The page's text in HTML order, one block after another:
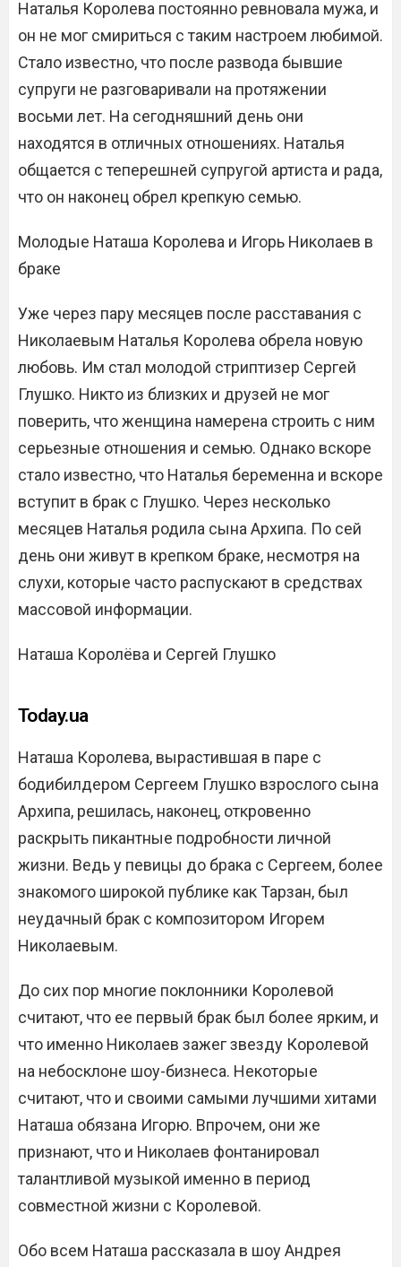
Наталья Королева постоянно ревновала мужа, и
он не мог смириться с таким настроем любимой.
Стало известно, что после развода бывшие
супруги не разговаривали на протяжении
восьми лет. На сегодняшний день они
находятся в отличных отношениях. Наталья
общается с теперешней супругой артиста и рада,
что он наконец обрел крепкую семью.
Молодые Наташа Королева и Игорь Николаев в
браке
Уже через пару месяцев после расставания с
Николаевым Наталья Королева обрела новую
любовь. Им стал молодой стриптизер Сергей
Глушко. Никто из близких и друзей не мог
поверить, что женщина намерена строить с ним
серьезные отношения и семью. Однако вскоре
стало известно, что Наталья беременна и вскоре
вступит в брак с Глушко. Через несколько
месяцев Наталья родила сына Архипа. По сей
день они живут в крепком браке, несмотря на
слухи, которые часто распускают в средствах
массовой информации.
Наташа Королёва и Сергей Глушко
Today.ua
Наташа Королева, вырастившая в паре с
бодибилдером Сергеем Глушко взрослого сына
Архипа, решилась, наконец, откровенно
раскрыть пикантные подробности личной
жизни. Ведь у певицы до брака с Сергеем, более
знакомого широкой публике как Тарзан, был
неудачный брак с композитором Игорем
Николаевым.
До сих пор многие поклонники Королевой
считают, что ее первый брак был более ярким, и
что именно Николаев зажег звезду Королевой
на небосклоне шоу-бизнеса. Некоторые
считают, что и своими самыми лучшими хитами
Наташа обязана Игорю. Впрочем, они же
признают, что и Николаев фонтанировал
талантливой музыкой именно в период
совместной жизни с Королевой.
Обо всем Наташа рассказала в шоу Андрея